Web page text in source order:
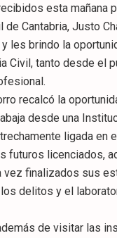
esta mañana
de Cantabria, Justo
les brindo la
Civil, tanto desde el
recalcó la
desde una
ligada en
futuros licenciados,
vez finalizados sus
delitos y el
de visitar las